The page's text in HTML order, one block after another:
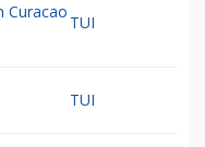
Curacao
TUI
TUI